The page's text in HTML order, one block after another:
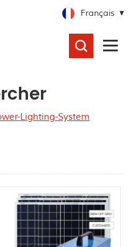
Français
Lighting-System